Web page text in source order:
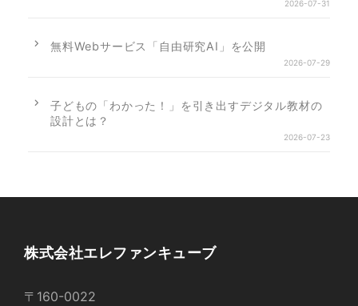
2026-07-31
無料Webサービス「自由研究AI」を公開
2026-07-29
子どもの「わかった！」を引き出すデジタル教材の
設計とは？
2026-07-23
株式会社エレファンキューブ
〒160-0022